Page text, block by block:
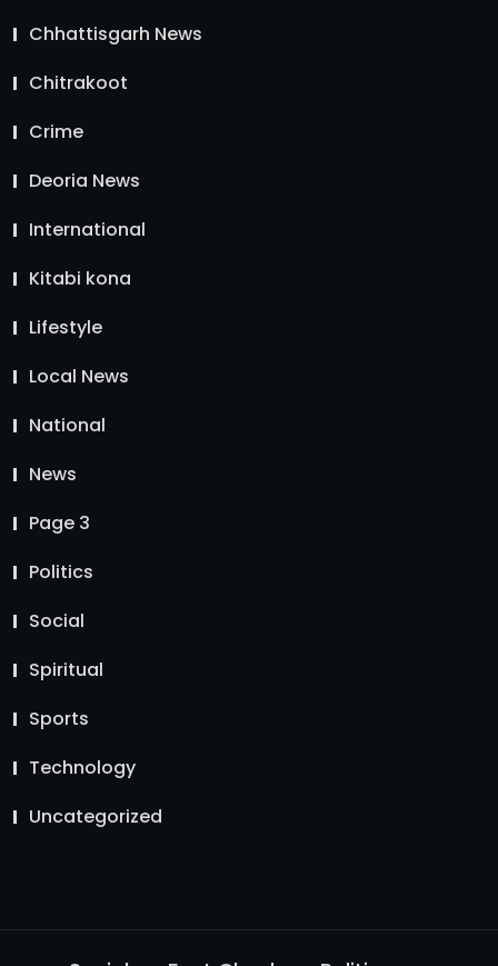
Chhattisgarh News
Chitrakoot
Crime
Deoria News
International
Kitabi kona
Lifestyle
Local News
National
News
Page 3
Politics
Social
Spiritual
Sports
Technology
Uncategorized